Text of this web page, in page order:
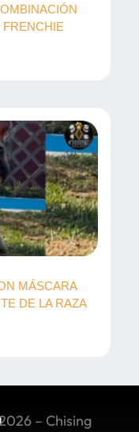
FRENCHIE
MÁSCARA
DE LA RAZA
– Chising